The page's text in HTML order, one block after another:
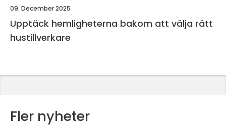
09. December 2025
Upptäck hemligheterna bakom att välja rätt
hustillverkare
Fler nyheter